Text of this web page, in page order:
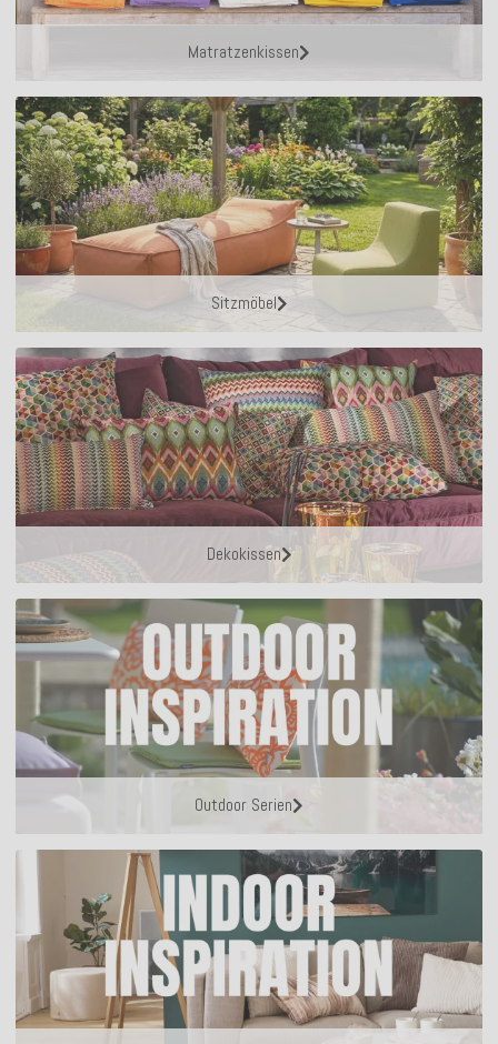
Matratzenkissen
Sitzmöbel
Dekokissen
Outdoor Serien